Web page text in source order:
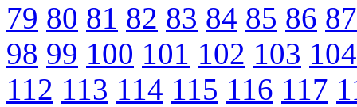
79 80 81 82 83 84 85 86 87
98 99 100 101 102 103 104
112 113 114 115 116 117